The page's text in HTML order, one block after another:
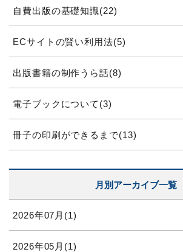
自費出版の基礎知識(22)
ECサイトの賢い利用法(5)
出版書籍の制作うら話(8)
電子ブックについて(3)
冊子の印刷ができるまで(13)
月別アーカイブ一覧
2026年07月(1)
2026年05月(1)